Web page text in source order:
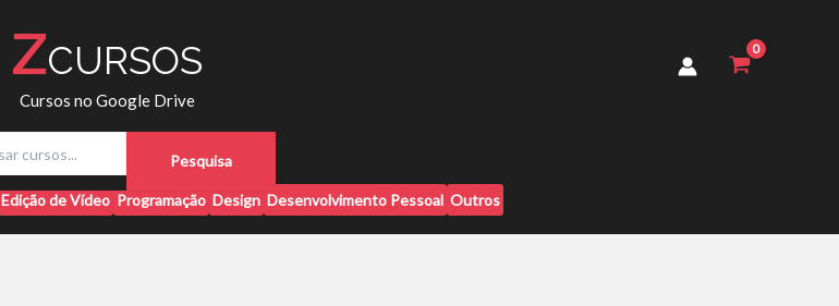
ZCURSOS
Cursos no Google Drive
q
Pesquisa
Edição de Vídeo Programação Design Desenvolvimento Pessoal Outros